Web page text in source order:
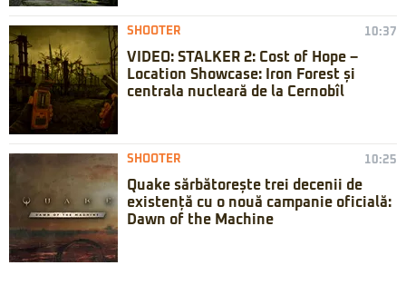
SHOOTER 10:37
VIDEO: STALKER 2: Cost of Hope –
Location Showcase: Iron Forest și
centrala nucleară de la Cernobîl
SHOOTER 10:25
Quake sărbătorește trei decenii de
existență cu o nouă campanie oficială:
Dawn of the Machine